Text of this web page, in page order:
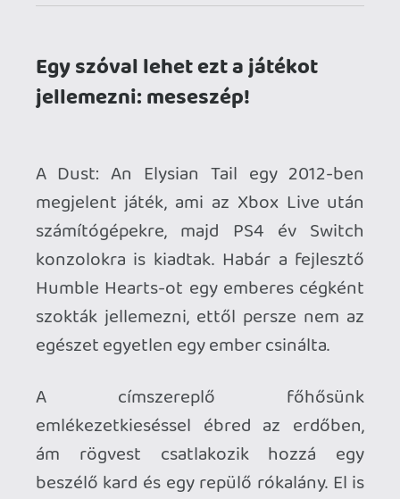
A címszereplő főhősünk
emlékezetkieséssel ébred az erdőben,
indulunk ebben az antropomorf
rágcsálókkal benépesített, távol keleti
ihletésű világba, hogy aztán egy
változatos és meglepő fordulatokkal teli
történet során derítsük ki a múltunkat,
és persze átvezető videókkal kísérve
megmentsük a világot. Már maga a sztori
is eladná az egész játékot, de a grafikája
az tényleg mindent visz: egy csoda
rajzfilm, amire most, 10 évvel a
megjelenése után is jó ránézni (még ha
időnként látni is recéket).